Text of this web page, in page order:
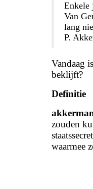
Enkele
Van
lang
P.
Vandaag is
beklijft?
Definitie
zouden
waarmee